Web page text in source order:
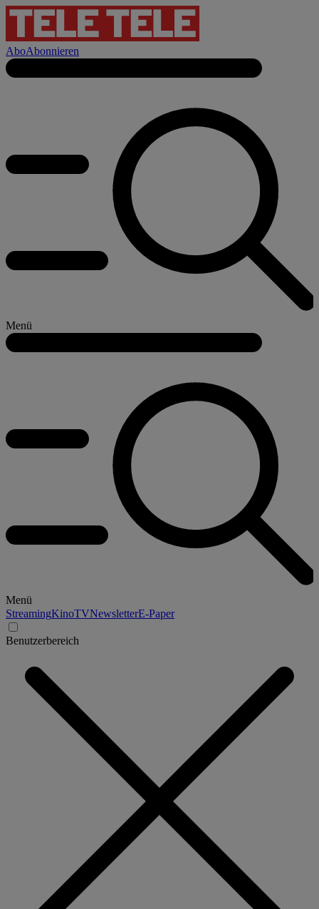
AboAbonnieren
Menü
Menü
StreamingKinoTVNewsletterE-Paper
Benutzerbereich